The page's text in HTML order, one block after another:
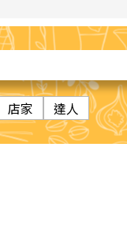
店家 達人